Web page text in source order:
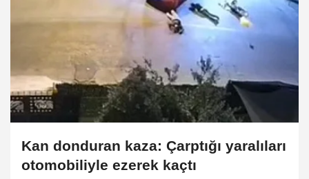
Kan donduran kaza: Çarptığı yaralıları
otomobiliyle ezerek kaçtı